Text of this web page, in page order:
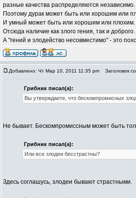
разные качества распределяются независимо.
Поэтому дурак может быть или хорошим или
И умный может быть или хорошим или плохим.
Отсюда наличие как злого гения, так и доброго.
А "гений и злодейство несовместимо" - это
Добавлено: Чт Мар 10, 2011 11:35 pm Заголовок
Грибник писал(а):
Вы утверждаете, что бескомпромисных
Не бывает. Бескомпромиссным может быть
Грибник писал(а):
Или все злодеи бесстрастны?
Здесь соглашусь, злодеи бывают страстными.